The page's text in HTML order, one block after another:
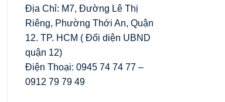
Địa Chỉ: M7, Đường Lê Thị
Riêng, Phường Thới An, Quận
12. TP. HCM ( Đối diện UBND
quận 12)
Điện Thoại: 0945 74 74 77 –
0912 79 79 49